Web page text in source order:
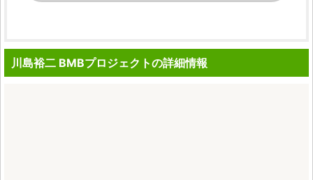
川島裕二 BMBプロジェクトの詳細情報